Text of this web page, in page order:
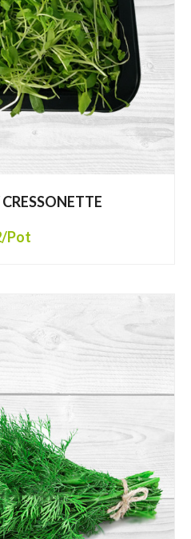
/Pot